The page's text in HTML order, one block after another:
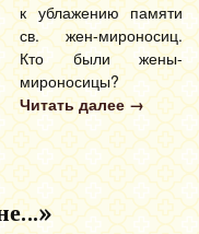
к ублажению памяти
св. жен-мироносиц.
Кто были жены-
мироносицы?
Читать далее →